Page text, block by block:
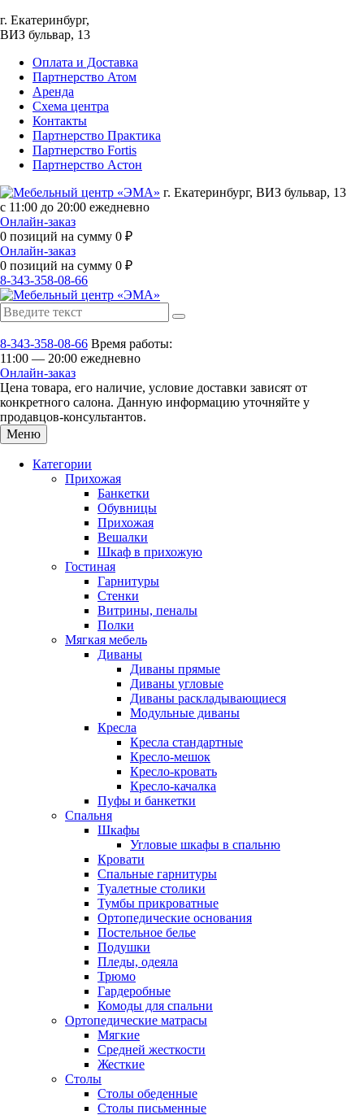
г. Екатеринбург,
ВИЗ бульвар, 13
Оплата и Доставка
Партнерство Атом
Аренда
Схема центра
Контакты
Партнерство Практика
Партнерство Fortis
Партнерство Астон
г. Екатеринбург, ВИЗ бульвар, 13
с 11:00 до 20:00 ежедневно
Онлайн-заказ
0 позиций на сумму 0 ₽
Онлайн-заказ
0 позиций на сумму 0 ₽
8-343-358-08-66
8-343-358-08-66 Время работы:
11:00 — 20:00 ежедневно
Онлайн-заказ
Цена товара, его наличие, условие доставки зависят от
конкретного салона. Данную информацию уточняйте у
продавцов-консультантов.
Меню
Категории
Прихожая
Банкетки
Обувницы
Прихожая
Вешалки
Шкаф в прихожую
Гостиная
Гарнитуры
Стенки
Витрины, пеналы
Полки
Мягкая мебель
Диваны
Диваны прямые
Диваны угловые
Диваны раскладывающиеся
Модульные диваны
Кресла
Кресла стандартные
Кресло-мешок
Кресло-кровать
Кресло-качалка
Пуфы и банкетки
Спальня
Шкафы
Угловые шкафы в спальню
Кровати
Спальные гарнитуры
Туалетные столики
Тумбы прикроватные
Ортопедические основания
Постельное белье
Подушки
Пледы, одеяла
Трюмо
Гардеробные
Комоды для спальни
Ортопедические матрасы
Мягкие
Средней жесткости
Жесткие
Столы
Столы обеденные
Столы письменные